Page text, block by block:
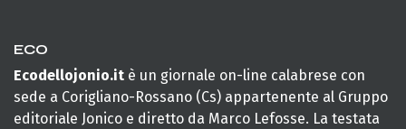
ECO
Ecodellojonio.it è un giornale on-line calabrese con
sede a Corigliano-Rossano (Cs) appartenente al Gruppo
editoriale Jonico e diretto da Marco Lefosse. La testata